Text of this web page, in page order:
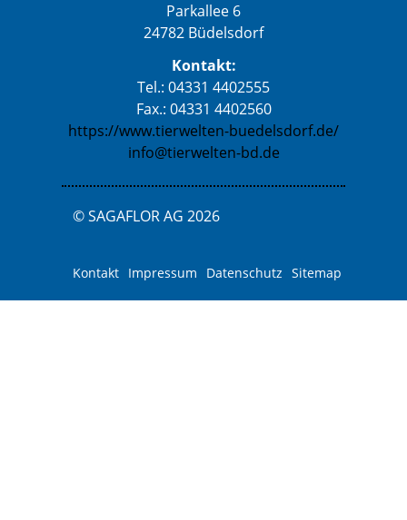
Parkallee 6
24782 Büdelsdorf
Kontakt:
Tel.: 04331 4402555
Fax.: 04331 4402560
https://www.tierwelten-buedelsdorf.de/
info@tierwelten-bd.de
© SAGAFLOR AG 2026
Kontakt Impressum Datenschutz Sitemap